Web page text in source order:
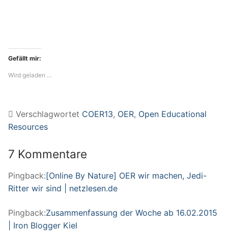
Gefällt mir:
Wird geladen …
Verschlagwortet COER13, OER, Open Educational
Resources
7 Kommentare
Pingback:[Online By Nature] OER wir machen, Jedi-
Ritter wir sind | netzlesen.de
Pingback:Zusammenfassung der Woche ab 16.02.2015
| Iron Blogger Kiel